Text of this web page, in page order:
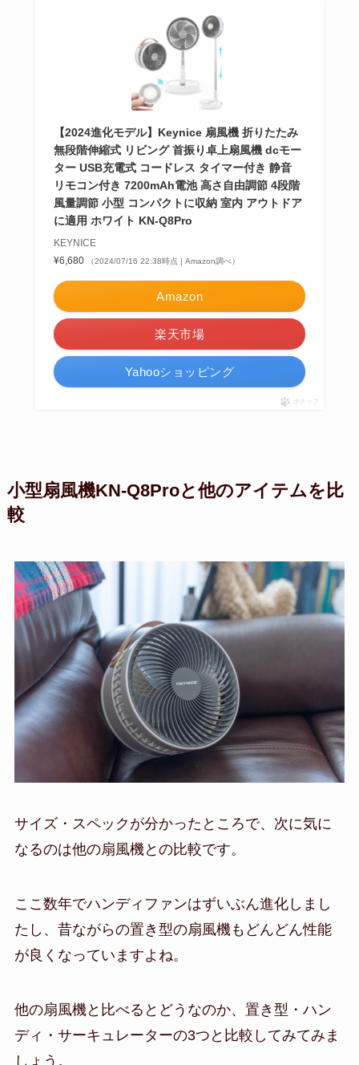
【2024進化モデル】Keynice 扇風機 折りたたみ
無段階伸縮式 リビング 首振り卓上扇風機 dcモー
ター USB充電式 コードレス タイマー付き 静音
リモコン付き 7200mAh電池 高さ自由調節 4段階
風量調節 小型 コンパクトに収納 室内 アウトドア
に適用 ホワイト KN-Q8Pro
KEYNICE
¥6,680
（2024/07/16 22:38時点 | Amazon調べ）
Amazon
楽天市場
Yahooショッピング
ポチップ
小型扇風機KN-Q8Proと他のアイテムを比
較
サイズ・スペックが分かったところで、次に気に
なるのは他の扇風機との比較です。
ここ数年でハンディファンはずいぶん進化しまし
たし、昔ながらの置き型の扇風機もどんどん性能
が良くなっていますよね。
他の扇風機と比べるとどうなのか、置き型・ハン
ディ・サーキュレーターの3つと比較してみてみま
しょう。